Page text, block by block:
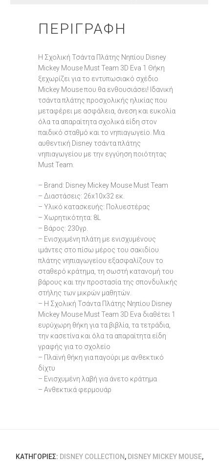
ΠΕΡΙΓΡΑΦΉ
Η Σχολική Τσάντα Πλάτης Νηπίου Disney
Mickey Mouse Must Team 3D Eva 1 Θήκη
ξεχωρίζει για το εντυπωσιακό σχέδιο
Mickey Mouse που θα ενθουσιάσει! Ιδανική
τσάντα πλάτης προσχολικής ηλικίας που
μεταφέρει με ασφάλεια, άνεση και ευκολία
όλα τα απαραίτητα σχολικά είδη στον
παιδικό σταθμό και το νηπιαγωγείο. Μια
αυθεντική Disney τσάντα πλάτης
νηπιαγωγείου με την εγγύηση ποιότητας
Must Team.
– Brand: Disney Mickey Mouse Must Team
– Διαστάσεις: 26x10x32 εκ.
– Υλικό κατασκευής: Πολυεστέρας
– Χωρητικότητα: 8L
– Βάρος: 230γρ.
– Ενισχυμένη πλάτη με ενισχυμένους
ιμάντες στο πίσω μέρος του σακιδίου
πλάτης νηπιαγωγείου εξασφαλίζουν το
σταθερό κράτημα, τη σωστή κατανομή του
βάρους και την προστασία της σπονδυλικής
στήλης των μικρών μαθητών.
– H Σχολική Τσάντα Πλάτης Νηπίου Disney
Mickey Mouse Must Team 3D Eva διαθέτει 1
ευρύχωρη θήκη για τα βιβλία, τα τετράδια,
την κασετίνα και όλα τα απαραίτητα είδη
γραφής για το σχολείο
– Πλαϊνή θήκη για παγούρι με ανθεκτικό
δίχτυ
– Ενισχυμένη λαβή για άνετο κράτημα
– Ανθεκτικά φερμουάρ
ΚΑΤΗΓΟΡΊΕΣ: DISNEY COLLECTION, DISNEY MICKEY MOUSE,